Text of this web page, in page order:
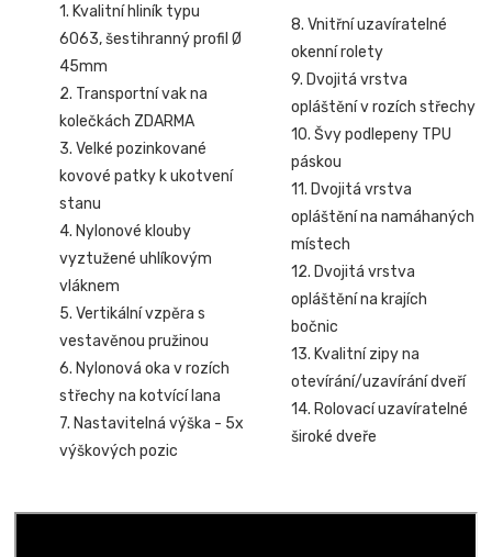
1. Kvalitní hliník typu
6063, šestihranný profil Ø
45mm
2. Transportní vak na
kolečkách ZDARMA
3. Velké pozinkované
kovové patky k ukotvení
stanu
4. Nylonové klouby
vyztužené uhlíkovým
vláknem
5. Vertikální vzpěra s
vestavěnou pružinou
6. Nylonová oka v rozích
střechy na kotvící lana
7. Nastavitelná výška - 5x
výškových pozic
8. Vnitřní uzavíratelné
okenní rolety
9. Dvojitá vrstva
opláštění v rozích střechy
10. Švy podlepeny TPU
páskou
11. Dvojitá vrstva
opláštění na namáhaných
místech
12. Dvojitá vrstva
opláštění na krajích
bočnic
13. Kvalitní zipy na
otevírání/uzavírání dveří
14. Rolovací uzavíratelné
široké dveře